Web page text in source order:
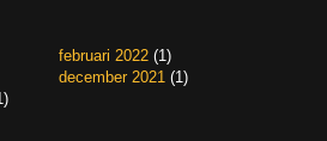
februari 2022 (1)
december 2021 (1)